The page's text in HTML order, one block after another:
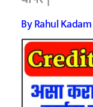
ByRahul Kadam